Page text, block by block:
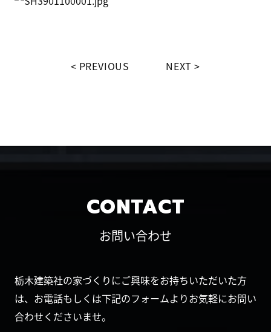
PREVIOUS NEXT
CONTACT
お問い合わせ
栃木建築社の家づくりにご興味をお持ちいただいた方
は、お電話もしくは下記のフォームよりお気軽にお問い
合わせくださいませ。